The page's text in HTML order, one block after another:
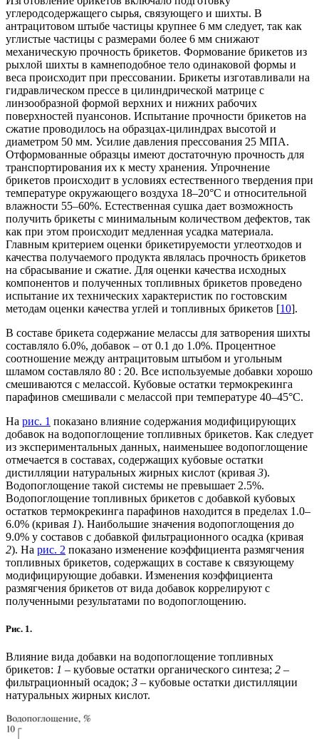
углеродсодержащего сырья, связующего и шихты. В
антрацитовом штыбе частицы крупнее 6 мм следует, так как
углистые частицы с размерами более 6 мм снижают
механическую прочность брикетов. Формование брикетов из
рыхлой шихты в камнеподобное тело одинаковой формы и
веса происходит при прессовании. Брикеты изготавливали на
гидравлическом прессе в цилиндрической матрице с
линзообразной формой верхних и нижних рабочих
поверхностей пуансонов. Испытание прочности брикетов на
сжатие проводилось на образцах-цилиндрах высотой и
диаметром 50 мм. Усилие давления прессования 25 МПА.
Отформованные образцы имеют достаточную прочность для
транспортирования их к месту хранения. Упрочнение
брикетов происходит в условиях естественного твердения при
температуре окружающего воздуха 18–20°С и относительной
влажности 55–60%. Естественная сушка дает возможность
получить брикеты с минимальным количеством дефектов, так
как при этом происходит медленная усадка материала.
Главным критерием оценки брикетируемости углеотходов и
качества получаемого продукта являлась прочность брикетов
на сбрасывание и сжатие. Для оценки качества исходных
компонентов и полученных топливных брикетов проведено
испытание их технических характеристик по гостовским
методам оценки качества углей и топливных брикетов [10].
В составе брикета содержание мелассы для затворения шихты
составляло 6.0%, добавок – от 0.1 до 1.0%. Процентное
соотношение между антрацитовым штыбом и угольным
шламом составляло 80 : 20. Все используемые добавки хорошо
смешиваются с мелассой. Кубовые остатки термокрекинга
парафинов смешивали с мелассой при температуре 40–45°С.
На рис. 1 показано влияние содержания модифицирующих
добавок на водопоглощение топливных брикетов. Как следует
из экспериментальных данных, наименьшее водопоглощение
отмечается в составах, содержащих кубовые остатки
дистилляции натуральных жирных кислот (кривая 3).
Водопоглощение такой системы не превышает 2.5%.
Водопоглощение топливных брикетов с добавкой кубовых
остатков термокрекинга парафинов находится в пределах 1.0–
6.0% (кривая 1). Наибольшие значения водопоглощения до
9.0% у составов с добавкой фильтрационного осадка (кривая
2). На рис. 2 показано изменение коэффициента размягчения
топливных брикетов, содержащих в составе к связующему
модифицирующие добавки. Изменения коэффициента
размягчения брикетов от вида добавок коррелируют с
полученными результатами по водопоглощению.
Рис. 1.
Влияние вида добавки на водопоглощение топливных
брикетов: 1 – кубовые остатки органического синтеза; 2 –
фильтрационный осадок; 3 – кубовые остатки дистилляции
натуральных жирных кислот.